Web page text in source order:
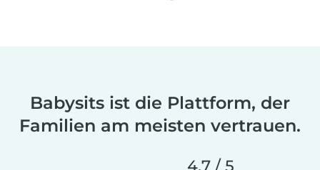
Babysits ist die Plattform, der
Familien am meisten vertrauen.
4,7 / 5